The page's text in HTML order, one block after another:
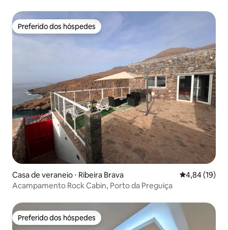
Preferido dos hóspedes
Preferido dos hóspedes
Casa de veraneio ⋅ Ribeira Brava 4,84 de uma
4,84 (19)
Acampamento Rock Cabin, Porto da Preguiça
Preferido dos hóspedes
Preferido dos hóspedes